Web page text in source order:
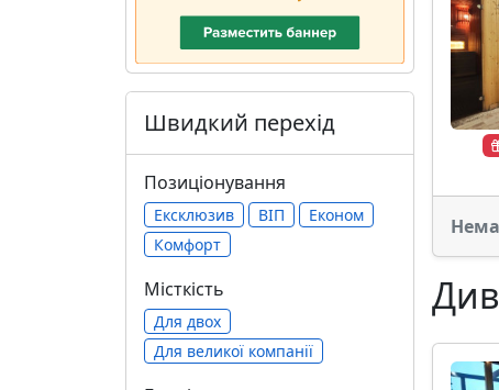
Швидкий перехід
Позиціонування
Ексклюзив ВІП
Економ
Комфорт
Місткість
Для двох
Для великої компанії